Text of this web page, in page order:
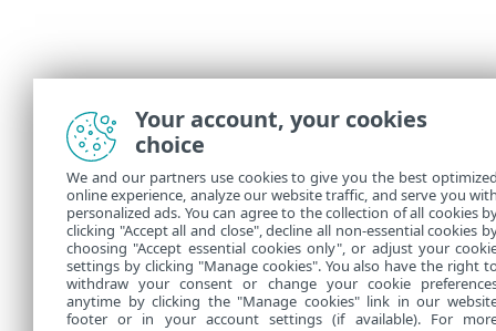
Your account, your cookies
choice
We and our partners use cookies to give you the best
online experience, analyze our website traffic, and serve you
personalized ads. You can agree to the collection of all cookies
clicking "Accept all and close", decline all non-essential cookies
choosing "Accept essential cookies only", or adjust your
settings by clicking "Manage cookies". You also have the right
withdraw your consent or change your cookie
anytime by clicking the "Manage cookies" link in our
footer or in your account settings (if available). For